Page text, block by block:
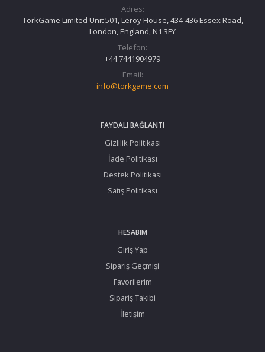
Adres:
TorkGame Limited Unit 501, Leroy House, 434-436 Essex Road,
London, England, N1 3FY
Telefon:
+44 7441904979
Email:
info@torkgame.com
FAYDALI BAĞLANTI
Gizlilik Politikası
İade Politikası
Destek Politikası
Satış Politikası
HESABIM
Giriş Yap
Sipariş Geçmişi
Favorilerim
Sipariş Takibi
İletişim